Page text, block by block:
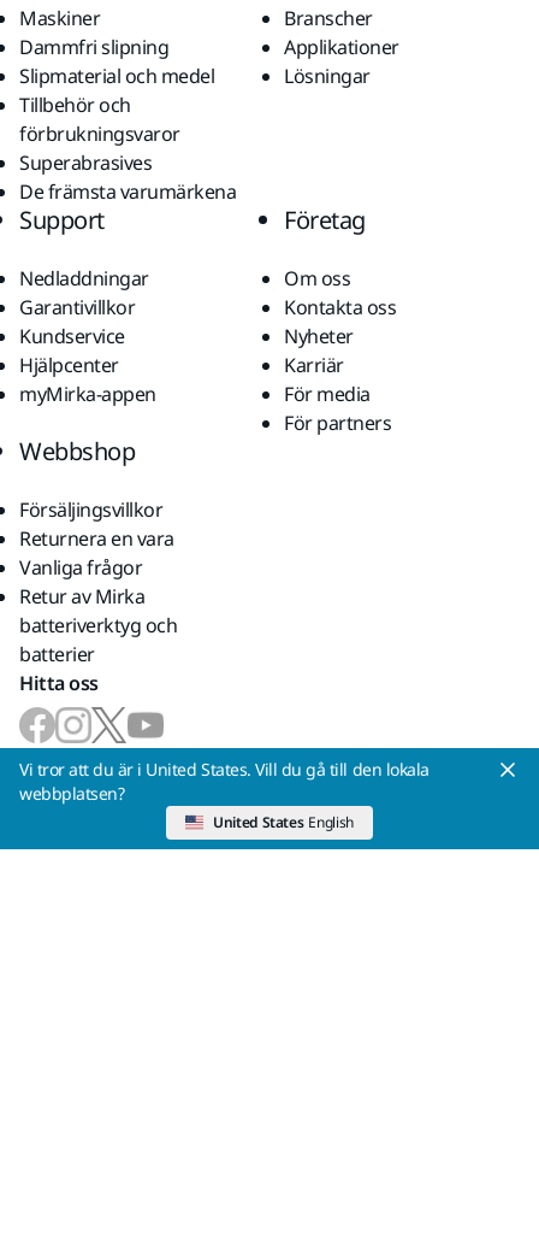
Maskiner
Dammfri slipning
Slipmaterial och medel
Tillbehör och
förbrukningsvaror
Superabrasives
De främsta varumärkena
Branscher
Applikationer
Lösningar
Support
Nedladdningar
Garantivillkor
Kundservice
Hjälpcenter
myMirka-appen
Företag
Om oss
Kontakta oss
Nyheter
Karriär
För media
För partners
Webbshop
Försäljingsvillkor
Returnera en vara
Vanliga frågor
Retur av Mirka
batteriverktyg och
batterier
Hitta oss
Vi accepterar
Vi tror att du är i United States. Vill du gå till den lokala
webbplatsen?
United States English